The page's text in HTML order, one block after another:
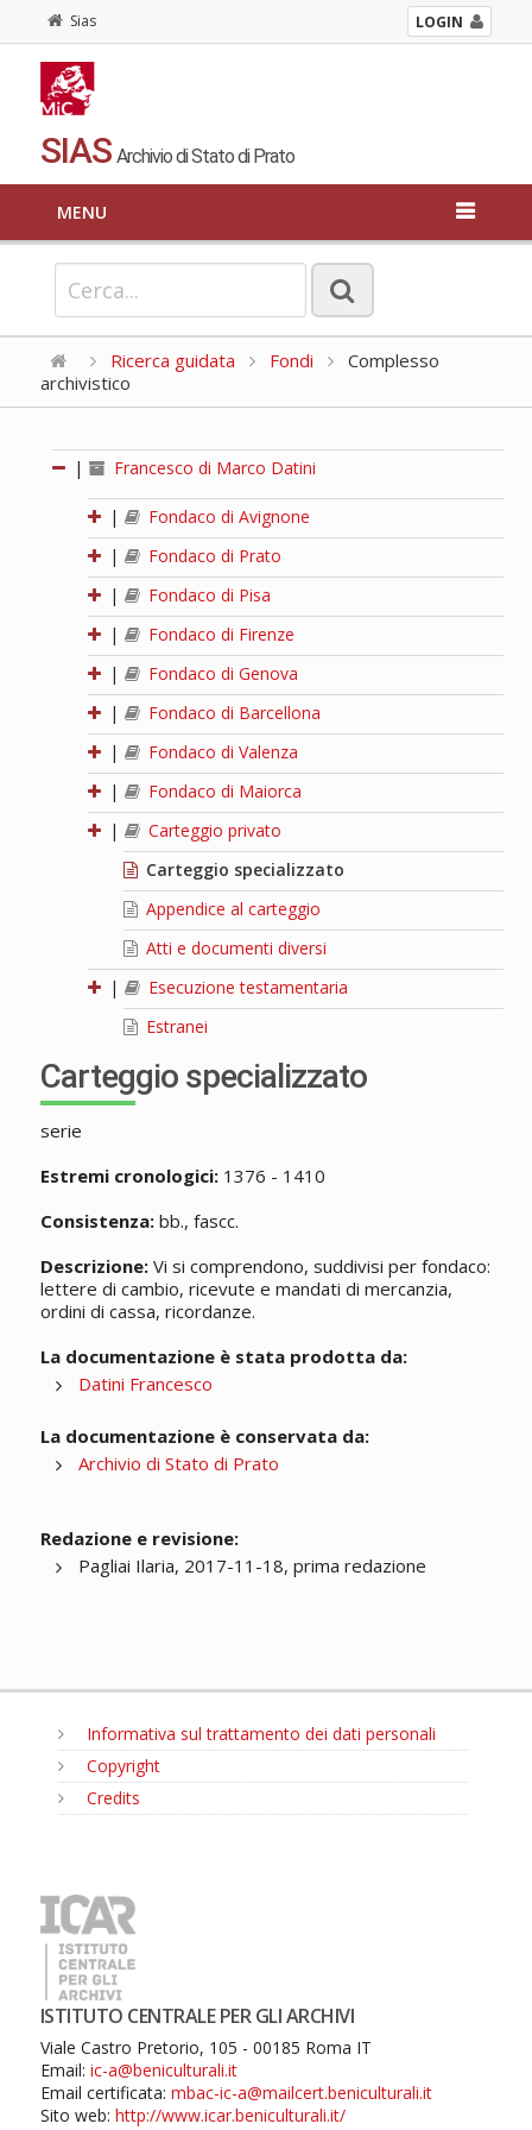
Sias LOGIN
SIAS Archivio di Stato di Prato
MENU
Ricerca guidata Fondi
Complesso
archivistico
| Francesco di Marco Datini
|
Fondaco di Avignone
|
Fondaco di Prato
|
Fondaco di Pisa
|
Fondaco di Firenze
|
Fondaco di Genova
|
Fondaco di Barcellona
|
Fondaco di Valenza
|
Fondaco di Maiorca
|
Carteggio privato
Carteggio specializzato
Appendice al carteggio
Atti e documenti diversi
|
Esecuzione testamentaria
Estranei
Carteggio specializzato
serie
Estremi cronologici:1376 - 1410
Consistenza:bb., fascc.
Descrizione:Vi si comprendono, suddivisi per fondaco:
lettere di cambio, ricevute e mandati di mercanzia,
ordini di cassa, ricordanze.
La documentazione è stata prodotta da:
Datini Francesco
La documentazione è conservata da:
Archivio di Stato di Prato
Redazione e revisione:
Pagliai Ilaria, 2017-11-18, prima redazione
Informativa sul trattamento dei dati personali
Copyright
Credits
ISTITUTO CENTRALE PER GLI ARCHIVI
Viale Castro Pretorio, 105 - 00185 Roma IT
Email: ic-a@beniculturali.it
Email certificata: mbac-ic-a@mailcert.beniculturali.it
Sito web: http://www.icar.beniculturali.it/